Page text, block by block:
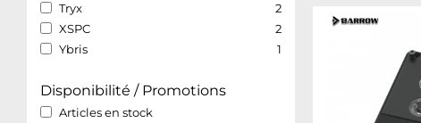
Tryx
2
XSPC
2
Ybris
1
Disponibilité / Promotions
Articles en stock